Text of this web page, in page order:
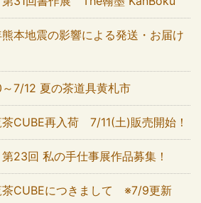
熊本地震の影響による発送・お届け
～7/12 夏の茶道具黄札市
茶CUBE再入荷 7/11(土)販売開始！
第23回 私の手仕事展作品募集！
茶CUBEにつきまして ※7/9更新